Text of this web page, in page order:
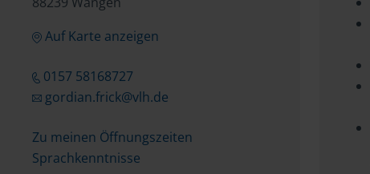
Auf Karte anzeigen
0157 58168727
gordian.frick@vlh.de
Zu meinen Öffnungszeiten
Sprachkenntnisse